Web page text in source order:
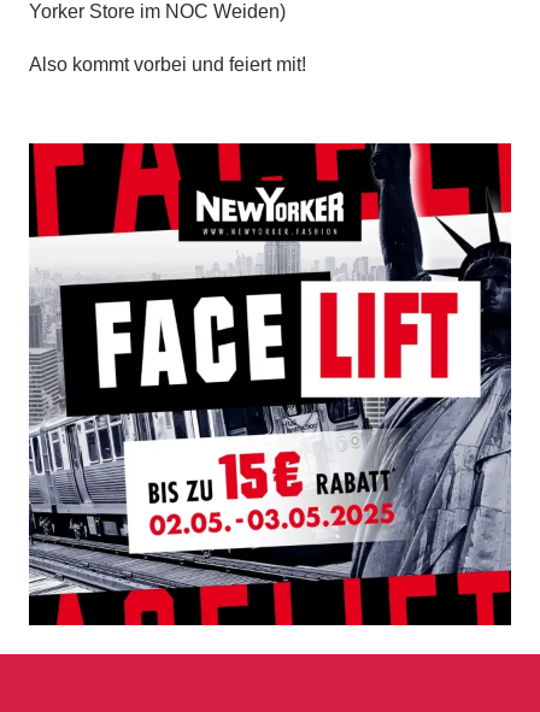
Yorker Store im NOC Weiden)
Also kommt vorbei und feiert mit!